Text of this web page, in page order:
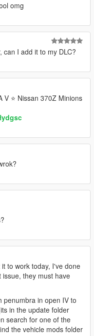
omg
can I add it to my DLC?
V ⭐ Nissan 370Z Minions
it to work today, I've done
they must have
penumbra in open IV to
in the update folder
search for one of the
the vehicle mods folder